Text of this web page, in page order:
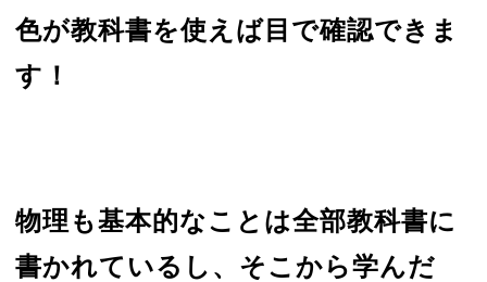
色が教科書を使えば目で確認できま
す！
物理も基本的なことは全部教科書に
書かれているし、そこから学んだ